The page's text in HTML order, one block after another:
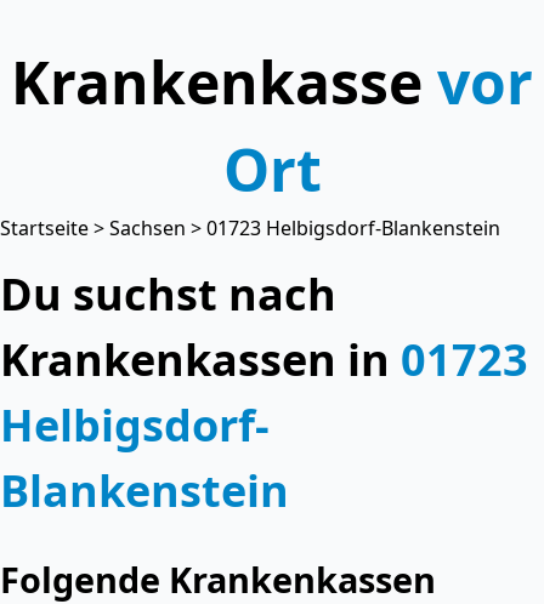
Krankenkasse vor
Ort
Startseite>Sachsen > 01723 Helbigsdorf-Blankenstein
Du suchst nach
Krankenkassen in 01723
Helbigsdorf-
Blankenstein
Folgende Krankenkassen